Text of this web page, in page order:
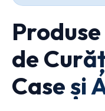
de
Case și